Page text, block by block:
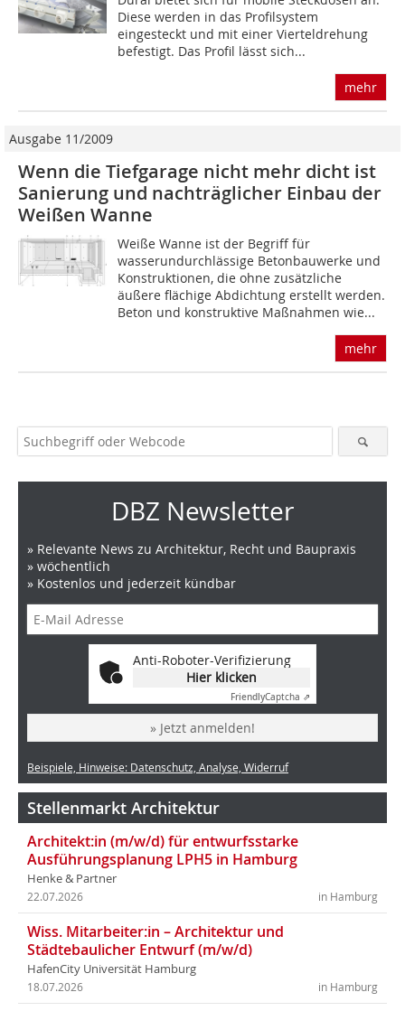
Diese werden in das Profilsystem
eingesteckt und mit einer Vierteldrehung
befestigt. Das Profil lässt sich...
mehr
Ausgabe 11/2009
Wenn die Tiefgarage nicht mehr dicht ist
Sanierung und nachträglicher Einbau der
Weißen Wanne
Weiße Wanne ist der Begriff für
wasserundurchlässige Betonbauwerke und
Konstruktionen, die ohne zusätzliche
äußere flächige Abdichtung erstellt werden.
Beton und konstruktive Maßnahmen wie...
mehr
DBZ Newsletter
» Relevante News zu Architektur, Recht und Baupraxis
» wöchentlich
» Kostenlos und jederzeit kündbar
Anti-Roboter-Verifizierung
Hier klicken
FriendlyCaptcha ⇗
» Jetzt anmelden!
Beispiele, Hinweise: Datenschutz, Analyse, Widerruf
Stellenmarkt Architektur
Architekt:in (m/w/d) für entwurfsstarke
Ausführungsplanung LPH5 in Hamburg
Henke & Partner
in Hamburg
22.07.2026
Wiss. Mitarbeiter:in – Architektur und
Städtebaulicher Entwurf (m/w/d)
HafenCity Universität Hamburg
in Hamburg
18.07.2026